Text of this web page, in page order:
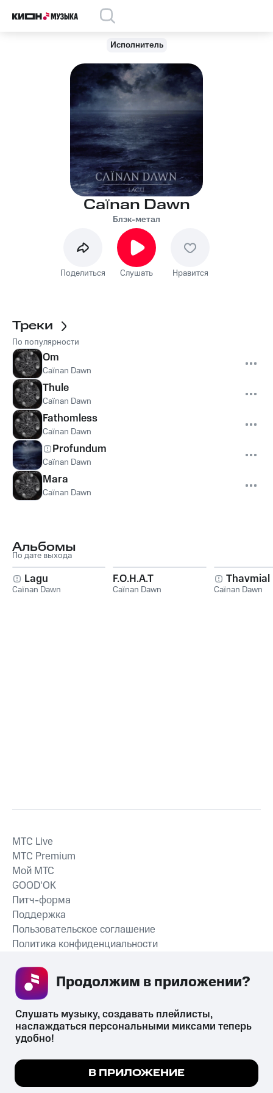
Исполнитель
Caïnan Dawn
Блэк-метал
Поделиться Слушать Нравится
Треки
По популярности
Om
Caïnan Dawn
Thule
Caïnan Dawn
Fathomless
Caïnan Dawn
Profundum
Caïnan Dawn
Mara
Caïnan Dawn
Альбомы
По дате выхода
Lagu
Caïnan Dawn
F.O.H.A.T
Caïnan Dawn
Thavmial
Caïnan Dawn
СКАЧАТЬ ПРИЛОЖЕНИЕ
MTС Live
MTС Premium
Мой МТС
GOOD’OK
Питч-форма
Поддержка
Пользовательское соглашение
Политика конфиденциальности
психотропных веществ, их аналогов причиняет вред здоровью,
их незаконный оборот запрещён и влечёт установленную
законодательством ответственность.
Мы используем куки, чтобы на сайте все
Подробнее
Слушать музыку, создавать плейлисты,
наслаждаться персональными миксами теперь
удобно!
В ПРИЛОЖЕНИЕ